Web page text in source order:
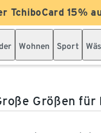
TchiboCard 15%
Wohnen Sport
Größen für